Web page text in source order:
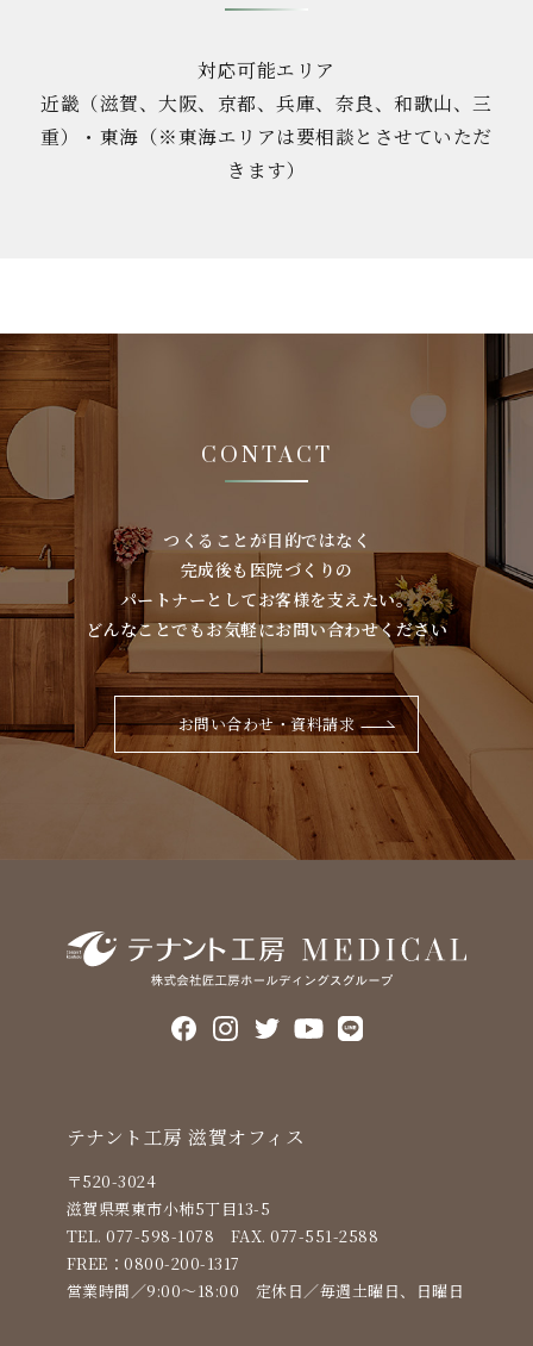
対応可能エリア
近畿（滋賀、大阪、京都、兵庫、奈良、和歌山、三
重）・東海（※東海エリアは要相談とさせていただ
きます）
CONTACT
つくることが⽬的ではなく
完成後も医院づくりの
パートナーとしてお客様を⽀えたい。
どんなことでもお気軽にお問い合わせください
お問い合わせ・資料請求
テナント⼯房 滋賀オフィス
〒520-3024
滋賀県栗東市小柿5丁目13-5
TEL. 077-598-1078 FAX. 077-551-2588
FREE：0800-200-1317
営業時間／9:00〜18:00 定休⽇／毎週土曜日、日曜日